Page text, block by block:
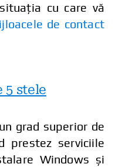
cu care vă
de contact
5 stele
grad superior de
prestez serviciile
Windows și